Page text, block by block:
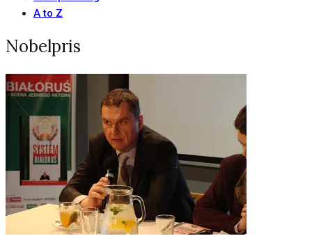
A to Z
Nobelpris